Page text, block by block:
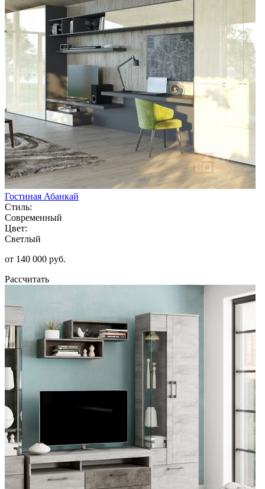
Гостиная Абанкай
Стиль:
Современный
Цвет:
Светлый
от 140 000 руб.
Рассчитать